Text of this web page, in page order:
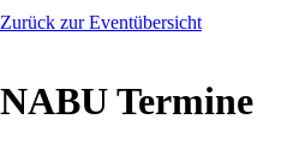
Zurück zur Eventübersicht
NABU Termine